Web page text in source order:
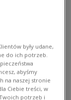
były udane,
do ich potrzeb.
abyśmy
na naszej stronie
Ciebie treści, w
potrzeb i